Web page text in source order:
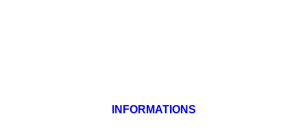
INFORMATIONS